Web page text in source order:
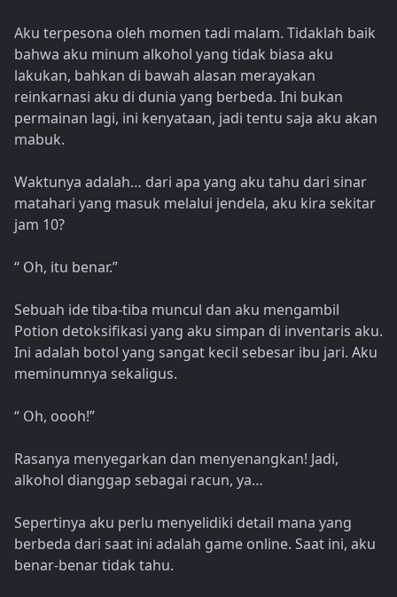
Aku terpesona oleh momen tadi malam. Tidaklah baik
bahwa aku minum alkohol yang tidak biasa aku
lakukan, bahkan di bawah alasan merayakan
reinkarnasi aku di dunia yang berbeda. Ini bukan
permainan lagi, ini kenyataan, jadi tentu saja aku akan
mabuk.
Waktunya adalah… dari apa yang aku tahu dari sinar
matahari yang masuk melalui jendela, aku kira sekitar
jam 10?
“ Oh, itu benar.”
Sebuah ide tiba-tiba muncul dan aku mengambil
Potion detoksifikasi yang aku simpan di inventaris aku.
Ini adalah botol yang sangat kecil sebesar ibu jari. Aku
meminumnya sekaligus.
“ Oh, oooh!”
Rasanya menyegarkan dan menyenangkan! Jadi,
alkohol dianggap sebagai racun, ya…
Sepertinya aku perlu menyelidiki detail mana yang
berbeda dari saat ini adalah game online. Saat ini, aku
benar-benar tidak tahu.